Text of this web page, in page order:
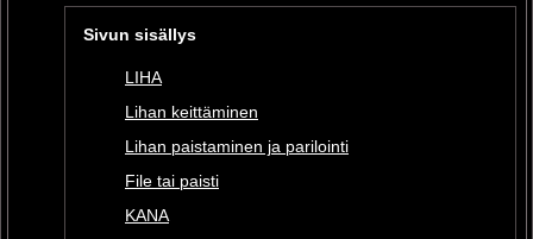
Sivun sisällys
LIHA
Lihan keittäminen
Lihan paistaminen ja parilointi
File tai paisti
KANA